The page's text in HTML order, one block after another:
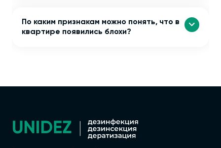
По каким признакам можно понять, что в
квартире появились блохи?